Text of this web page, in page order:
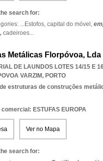
search for:
...Estofos, capital do móvel,
cadeiroes...
Metálicas Florpóvoa, Lda
DE LAUNDOS LOTES 14/15 E
VARZIM, PORTO
estruturas de construções
ESTUFAS EUROPA
Ver no Mapa
search for: